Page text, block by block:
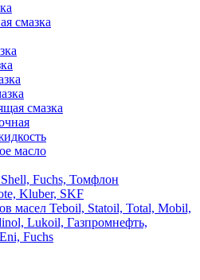
смазка
смазка
масло
Fuchs, Томфлон
Kluber, SKF
масел Teboil, Statoil, Total, Mobil,
Lukoil, Газпромнефть,
Fuchs